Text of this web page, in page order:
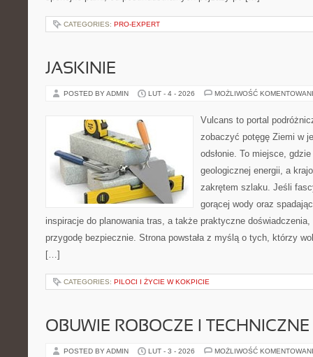
CATEGORIES: PRO-EXPERT
JASKINIE
POSTED BY ADMIN LUT - 4 - 2026 MOŻLIWOŚĆ
Vulcans to portal
zobaczyć potęgę Ziemi w
odsłonie. To miejsce,
geologicznej energii, a
zakrętem szlaku. Jeśli
gorącej wody oraz
inspiracje do planowania tras, a także praktyczne
przygodę bezpiecznie. Strona powstała z myślą o tych, którzy
[…]
CATEGORIES: PILOCI I ŻYCIE W KOKPICIE
OBUWIE ROBOCZE I TECHNICZNE
POSTED BY ADMIN LUT - 3 - 2026 MOŻLIWOŚĆ